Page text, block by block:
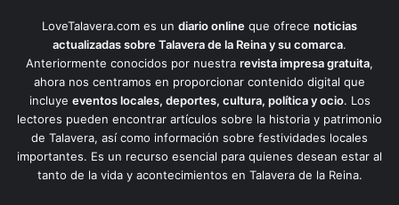
LoveTalavera.com es un diario online que ofrece noticias
actualizadas sobre Talavera de la Reina y su comarca.
Anteriormente conocidos por nuestra revista impresa gratuita,
ahora nos centramos en proporcionar contenido digital que
incluye eventos locales, deportes, cultura, política y ocio. Los
lectores pueden encontrar artículos sobre la historia y patrimonio
de Talavera, así como información sobre festividades locales
importantes. Es un recurso esencial para quienes desean estar al
tanto de la vida y acontecimientos en Talavera de la Reina.